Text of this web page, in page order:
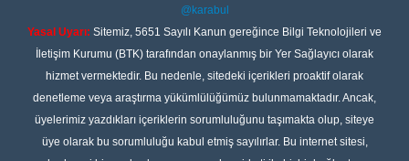
@karabul
Yasal Uyarı: Sitemiz, 5651 Sayılı Kanun gereğince Bilgi Teknolojileri ve
İletişim Kurumu (BTK) tarafından onaylanmış bir Yer Sağlayıcı olarak
hizmet vermektedir. Bu nedenle, sitedeki içerikleri proaktif olarak
denetleme veya araştırma yükümlülüğümüz bulunmamaktadır. Ancak,
üyelerimiz yazdıkları içeriklerin sorumluluğunu taşımakta olup, siteye
üye olarak bu sorumluluğu kabul etmiş sayılırlar. Bu internet sitesi,